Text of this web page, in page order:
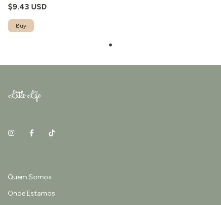
$9.43 USD
Quem Somos
Onde Estamos